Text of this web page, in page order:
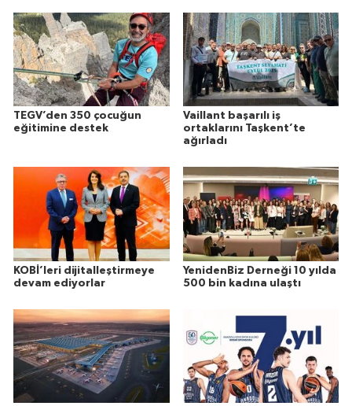
TEGV’den 350 çocuğun
eğitimine destek
Vaillant başarılı iş
ortaklarını Taşkent’te
ağırladı
KOBİ’leri dijitalleştirmeye
devam ediyorlar
YenidenBiz Derneği 10 yılda
500 bin kadına ulaştı